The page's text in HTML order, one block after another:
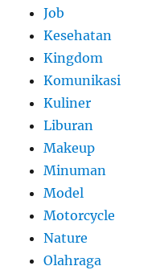
Job
Kesehatan
Kingdom
Komunikasi
Kuliner
Liburan
Makeup
Minuman
Model
Motorcycle
Nature
Olahraga